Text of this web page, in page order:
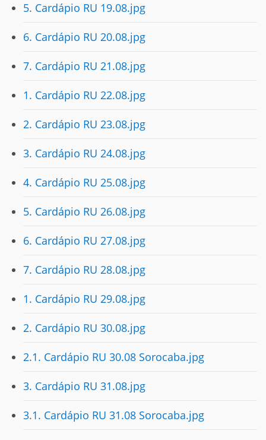
5. Cardápio RU 19.08.jpg
6. Cardápio RU 20.08.jpg
7. Cardápio RU 21.08.jpg
1. Cardápio RU 22.08.jpg
2. Cardápio RU 23.08.jpg
3. Cardápio RU 24.08.jpg
4. Cardápio RU 25.08.jpg
5. Cardápio RU 26.08.jpg
6. Cardápio RU 27.08.jpg
7. Cardápio RU 28.08.jpg
1. Cardápio RU 29.08.jpg
2. Cardápio RU 30.08.jpg
2.1. Cardápio RU 30.08 Sorocaba.jpg
3. Cardápio RU 31.08.jpg
3.1. Cardápio RU 31.08 Sorocaba.jpg